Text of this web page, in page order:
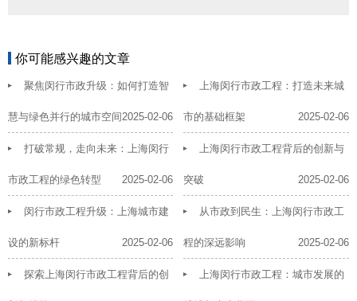
你可能感兴趣的文章
聚焦闵行市政升级：如何打造智
慧与绿色并行的城市空间2025-02-06
上海闵行市政工程：打造未来城
市的基础框架 2025-02-06
打破常规，走向未来：上海闵行
市政工程的绿色转型 2025-02-06
上海闵行市政工程背后的创新与
突破 2025-02-06
闵行市政工程升级：上海城市建
设的新标杆 2025-02-06
从市政到民生：上海闵行市政工
程的深远影响 2025-02-06
探索上海闵行市政工程背后的创 上海闵行市政工程：城市发展的